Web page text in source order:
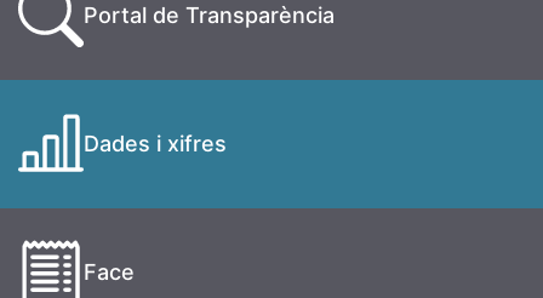
Portal de Transparència
Dades i xifres
Face